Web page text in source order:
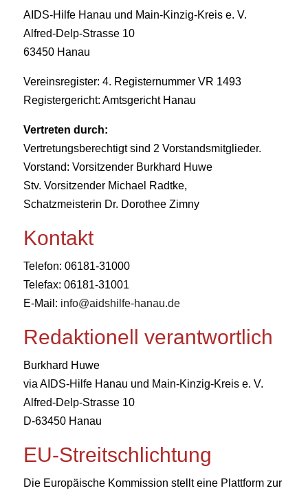
AIDS-Hilfe Hanau und Main-Kinzig-Kreis e. V.
Alfred-Delp-Strasse 10
63450 Hanau
Vereinsregister: 4. Registernummer VR 1493
Registergericht: Amtsgericht Hanau
Vertreten durch:
Vertretungsberechtigt sind 2 Vorstandsmitglieder.
Vorstand: Vorsitzender Burkhard Huwe
Stv. Vorsitzender Michael Radtke,
Schatzmeisterin Dr. Dorothee Zimny
Kontakt
Telefon: 06181-31000
Telefax: 06181-31001
E-Mail: info@aidshilfe-hanau.de
Redaktionell verantwortlich
Burkhard Huwe
via AIDS-Hilfe Hanau und Main-Kinzig-Kreis e. V.
Alfred-Delp-Strasse 10
D-63450 Hanau
EU-Streitschlichtung
Die Europäische Kommission stellt eine Plattform zur